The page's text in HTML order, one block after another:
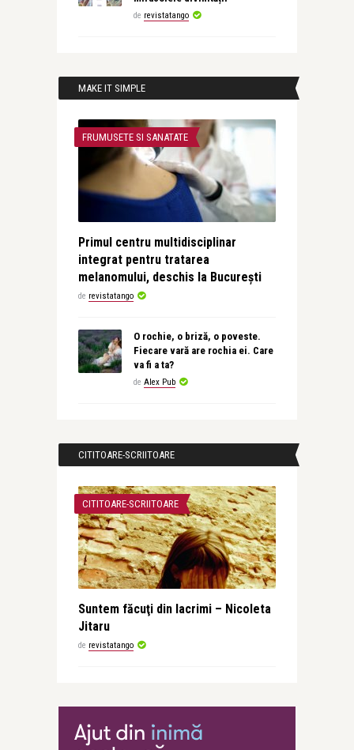
de revistatango
MAKE IT SIMPLE
FRUMUSETE SI SANATATE
Primul centru multidisciplinar
integrat pentru tratarea
melanomului, deschis la București
de revistatango
O rochie, o briză, o poveste.
Fiecare vară are rochia ei. Care
va fi a ta?
de Alex Pub
CITITOARE-SCRIITOARE
CITITOARE-SCRIITOARE
Suntem făcuţi din lacrimi – Nicoleta
Jitaru
de revistatango